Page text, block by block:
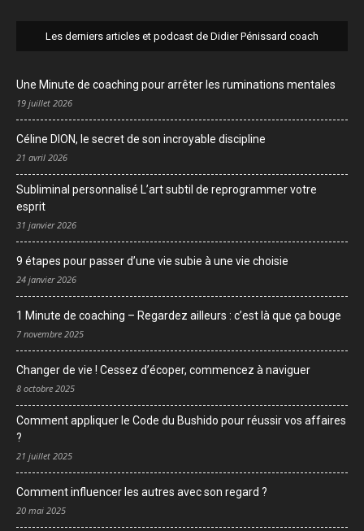
Les derniers articles et podcast de Didier Pénissard coach
Une Minute de coaching pour arrêter les ruminations mentales
19 juillet 2026
Céline DION, le secret de son incroyable discipline
21 avril 2026
Subliminal personnalisé L’art subtil de reprogrammer votre
esprit
31 janvier 2026
9 étapes pour passer d’une vie subie à une vie choisie
24 janvier 2026
1 Minute de coaching – Regardez ailleurs : c’est là que ça bouge
7 novembre 2025
Changer de vie ! Cessez d’écoper, commencez à naviguer
8 octobre 2025
Comment appliquer le Code du Bushido pour réussir vos affaires
?
21 juillet 2025
Comment influencer les autres avec son regard ?
20 mai 2025